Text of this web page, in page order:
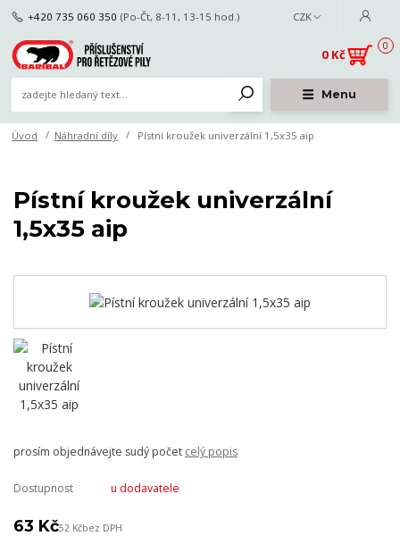
Menu
CZK
+420 735 060 350 (Po-Čt, 8-11, 13-15 hod.)
0
0 Kč
Úvod Náhradní díly Pístní kroužek univerzální 1,5x35 aip
Pístní kroužek univerzální
1,5x35 aip
prosím objednávejte sudý počet celý popis
Dostupnost u dodavatele
63 Kč52 Kčbez DPH